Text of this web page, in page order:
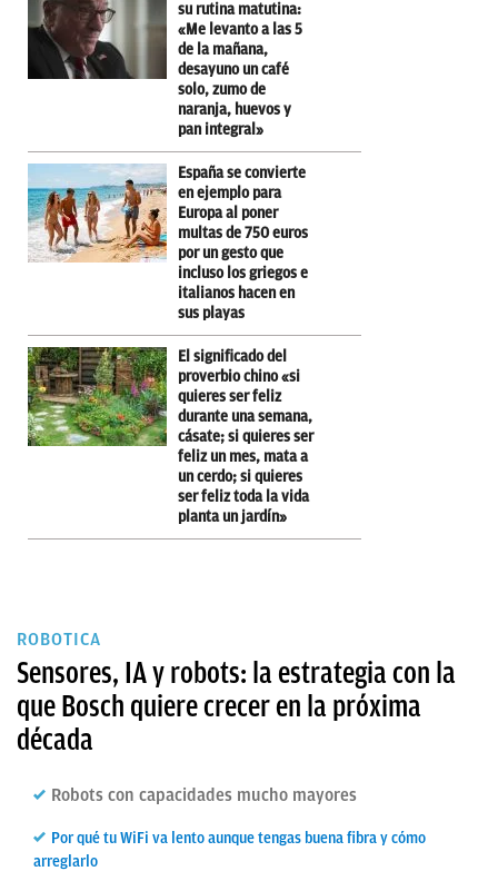
su rutina matutina:
«Me levanto a las 5
de la mañana,
desayuno un café
solo, zumo de
naranja, huevos y
pan integral»
España se convierte
en ejemplo para
Europa al poner
multas de 750 euros
por un gesto que
incluso los griegos e
italianos hacen en
sus playas
El significado del
proverbio chino «si
quieres ser feliz
durante una semana,
cásate; si quieres ser
feliz un mes, mata a
un cerdo; si quieres
ser feliz toda la vida
planta un jardín»
ROBOTICA
Sensores, IA y robots: la estrategia con la
que Bosch quiere crecer en la próxima
década
Robots con capacidades mucho mayores
Por qué tu WiFi va lento aunque tengas buena fibra y cómo
arreglarlo